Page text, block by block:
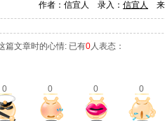
作者：信宜人 录入： 信宜人 来
篇文章时的心情: 已有0人表态：
0 0 0 0